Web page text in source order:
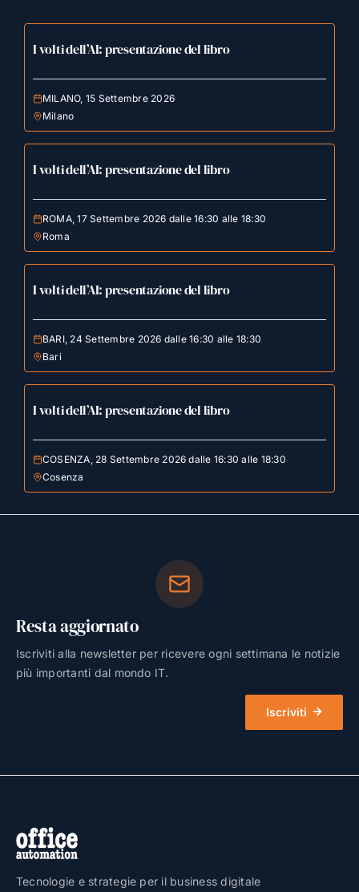
I volti dell’AI: presentazione del libro
MILANO, 15 Settembre 2026
Milano
I volti dell’AI: presentazione del libro
ROMA, 17 Settembre 2026 dalle 16:30 alle 18:30
Roma
I volti dell’AI: presentazione del libro
BARI, 24 Settembre 2026 dalle 16:30 alle 18:30
Bari
I volti dell’AI: presentazione del libro
COSENZA, 28 Settembre 2026 dalle 16:30 alle 18:30
Cosenza
Resta aggiornato
Iscriviti alla newsletter per ricevere ogni settimana le notizie
più importanti dal mondo IT.
Iscriviti
Tecnologie e strategie per il business digitale